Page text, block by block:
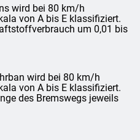
wird bei 80 km/h
von A bis E klassifiziert.
um 0,01 bis
wird bei 80 km/h
von A bis E klassifiziert.
des Bremswegs jeweils